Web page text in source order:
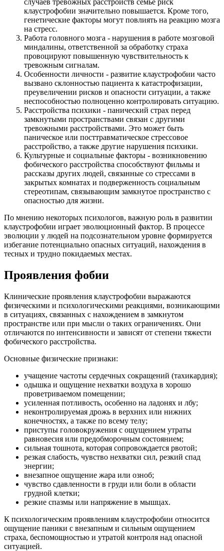
случаев тревожных расстройств семье риск
клаустрофобии значительно повышается. Кроме того,
генетические факторы могут повлиять на реакцию мозга
на стресс.
Работа головного мозга - нарушения в работе мозговой
миндалины, ответственной за обработку страха
провоцируют повышенную чувствительность к
тревожным сигналам.
Особенности личности - развитие клаустрофобии часто
вызвано склонностью пациента к катастрофизации,
преувеличении рисков и опасности ситуации, а также
неспособностью полноценно контролировать ситуацию.
Расстройства психики - панический страх перед
замкнутыми пространствами связан с другими
тревожными расстройствами. Это может быть
паническое или посттравматическое стрессовое
расстройство, а также другие нарушения психики.
Культурные и социальные факторы - возникновению
фобического расстройства способствуют фильмы и
рассказы других людей, связанные со стрессами в
закрытых комнатах и подверженность социальным
стереотипам, связывающим замкнутое пространство с
опасностью для жизни.
По мнению некоторых психологов, важную роль в развитии
клаустрофобии играет эволюционный фактор. В процессе
эволюции у людей на подсознательном уровне формируется
избегание потенциально опасных ситуаций, нахождения в
тесных и трудно покидаемых местах.
Проявления фобии
Клинические проявления клаустрофобии выражаются
физическими и психологическими реакциями, возникающими
в ситуациях, связанных с нахождением в замкнутом
пространстве или при мысли о таких ограничениях. Они
отличаются по интенсивности и зависят от степени тяжести
фобического расстройства.
Основные физические признаки:
учащение частоты сердечных сокращений (тахикардия);
одышка и ощущение нехватки воздуха в хорошо
проветриваемом помещении;
усиленная потливость, особенно на ладонях и лбу;
неконтролируемая дрожь в верхних или нижних
конечностях, а также по всему телу;
приступы головокружения с ощущением утраты
равновесия или предобморочным состоянием;
сильная тошнота, которая сопровождается рвотой;
резкая слабость, чувство нехватки сил, резкий спад
энергии;
внезапное ощущение жара или озноб;
чувство сдавленности в груди или боли в области
грудной клетки;
резкие спазмы или напряжение в мышцах.
К психологическим проявлениям клаустрофобии относится
ощущение паники с внезапным и сильным ощущением
страха, беспомощностью и утратой контроля над опасной
ситуацией.